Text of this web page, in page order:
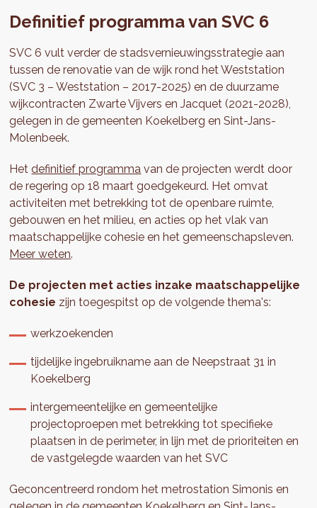
Definitief programma van SVC 6
SVC 6 vult verder de stadsvernieuwingsstrategie aan
tussen de renovatie van de wijk rond het Weststation
(SVC 3 – Weststation – 2017-2025) en de duurzame
wijkcontracten Zwarte Vijvers en Jacquet (2021-2028),
gelegen in de gemeenten Koekelberg en Sint-Jans-
Molenbeek.
Hetdefinitief programma van de projecten werdt door
de regering op 18 maart goedgekeurd. Het omvat
activiteiten met betrekking tot de openbare ruimte,
gebouwen en het milieu, en acties op het vlak van
maatschappelijke cohesie en het gemeenschapsleven.
Meer weten.
De projecten met acties inzake maatschappelijke
cohesie zijn toegespitst op de volgende thema's:
werkzoekenden
tijdelijke ingebruikname aan de Neepstraat 31 in
Koekelberg
intergemeentelijke en gemeentelijke
projectoproepen met betrekking tot specifieke
plaatsen in de perimeter, in lijn met de prioriteiten en
de vastgelegde waarden van het SVC
Geconcentreerd rondom het metrostation Simonis en